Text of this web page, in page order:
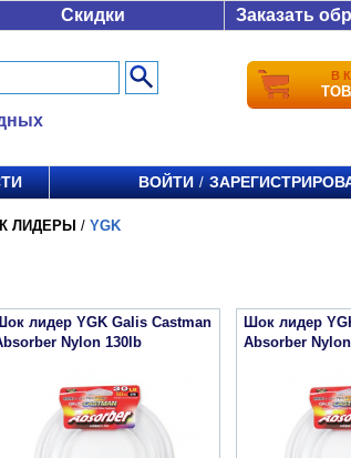
Скидки Заказать
В
ВОЙТИ /
ЛИДЕРЫ / YGK
лидер YGK Galis Castman
Nylon 130lb
Шок лидер
Absorber